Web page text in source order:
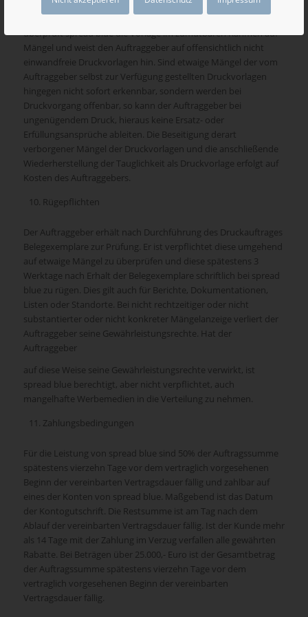
spread blue sie erstellt oder von einem Dritten beschafft hat.
Sofern der Auftraggeber die Druckvorlagen selbst liefert,
überprüft spread blue die Vorlage im zumutbaren Rahmen auf
Mängel und weist den Auftraggeber auf offensichtlich nicht
einwandfreie Druckvorlagen hin. Sind etwaige Mängel der vom
Auftraggeber selbst zur Verfügung gestellten Druckvorlagen
hingegen nicht sofort erkennbar, sondern werden bei
Druckvorgang offenbar, so kann der Auftraggeber bei
ungenügendem Druck, hieraus keine Ersatz- oder
Erfüllungsansprüche ableiten. Die Beseitigung derart
verborgener Mängel der Druckvorlagen und die anschließende
Wiederherstellung der Tauglichkeit als Druckvorlage erfolgt auf
Kosten des Auftraggebers.
Rügepflichten
Der Auftraggeber erhält nach Durchführung des Druckauftrages
Belegexemplare zur Prüfung. Er ist verpflichtet diese umgehend
auf etwaige Mängel zu überprüfen und diese spätestens 3
Werktage nach Erhalt der Belegexemplare schriftlich bei spread
blue zu rügen. Dies gilt auch für Berichte, Dokumentationen,
Listen oder Standorte. Bei nicht rechtzeitiger oder nicht
substantierter oder nicht konkreter Mängelanzeige verliert der
Auftraggeber seine Gewährleistungsrechte. Hat der
Auftraggeber
auf diese Weise seine Gewährleistungsrechte verwirkt, ist
spread blue berechtigt, aber nicht verpflichtet, auch
mangelhafte Werbemedien in die Verteilung zu nehmen.
Zahlungsbedingungen
Für die Leistung von spread blue sind 50% der Auftragssumme
spätestens vierzehn Tage vor dem vertraglich vorgesehenen
Beginn der vereinbarten Vertragsdauer fällig und zahlbar auf
eines der Konten von spread blue. Maßgebend ist das Datum
der Kontogutschrift. Die Restsumme ist am Tag nach dem
Ablauf der vereinbarten Vertragsdauer fällig. Ist der Kunde mehr
als 14 Tage mit der Zahlung im Verzug verfallen alle gewährten
Rabatte. Bei Beträgen über 25.000,- Euro ist der Gesamtbetrag
der Auftragssumme spätestens vierzehn Tage vor dem
vertraglich vorgesehenen Beginn der vereinbarten
Vertragsdauer fällig.